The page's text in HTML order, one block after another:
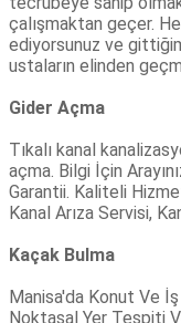
çalışmaktan geçer.
ediyorsunuz ve
ustaların elinden
Gider Açma
Tıkalı kanal
açma. Bilgi İçin
Garantii. Kaliteli
Kanal Arıza Servisi,
Kaçak Bulma
Manisa'da Konut Ve
Noktasal Yer Tespiti